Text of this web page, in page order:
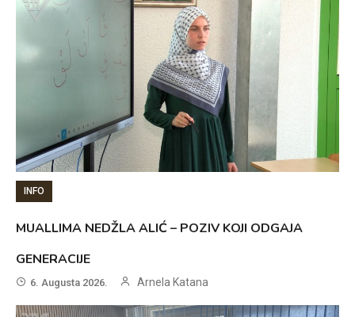
INFO
MUALLIMA NEDŽLA ALIĆ – POZIV KOJI ODGAJA
GENERACIJE
6. Augusta 2026. Arnela Katana